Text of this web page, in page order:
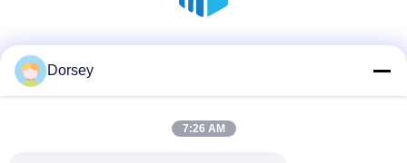
Dorsey
7:26 AM